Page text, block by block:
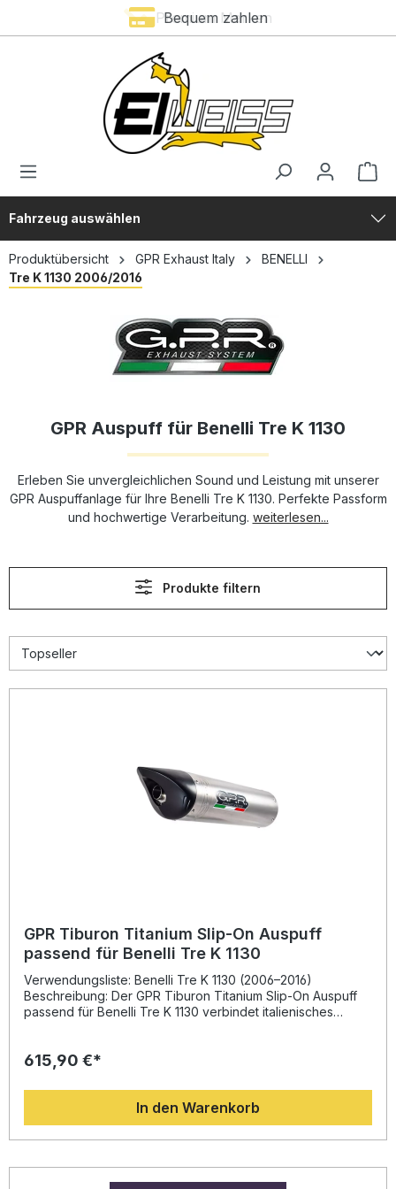
Premium Marken
Bequem zahlen
Fahrzeug auswählen
Produktübersicht GPR Exhaust Italy
BENELLI
Tre K 1130 2006/2016
GPR Auspuff für Benelli Tre K 1130
Erleben Sie unvergleichlichen Sound und Leistung mit unserer
GPR Auspuffanlage für Ihre Benelli Tre K 1130. Perfekte Passform
und hochwertige Verarbeitung. weiterlesen...
Produkte filtern
GPR Tiburon Titanium Slip-On Auspuff
passend für Benelli Tre K 1130
Verwendungsliste: Benelli Tre K 1130 (2006–2016)
Beschreibung: Der GPR Tiburon Titanium Slip-On Auspuff
passend für Benelli Tre K 1130 verbindet italienisches
Gewichtseinsparung gegenüber dem Seriensystem und
sportliche Design sorgt für einen aggressiven Look und
einen kraftvollen Sound, der dank entnehmbarem db-Killer
auch für den Straßenverkehr zugelassen ist. Alle Bauteile
werden auf Basis der langjährigen Erfahrung von GPR in
höchsten Qualitätsstandards in Italien gefertigt. Die
615,90 €*
In den Warenkorb